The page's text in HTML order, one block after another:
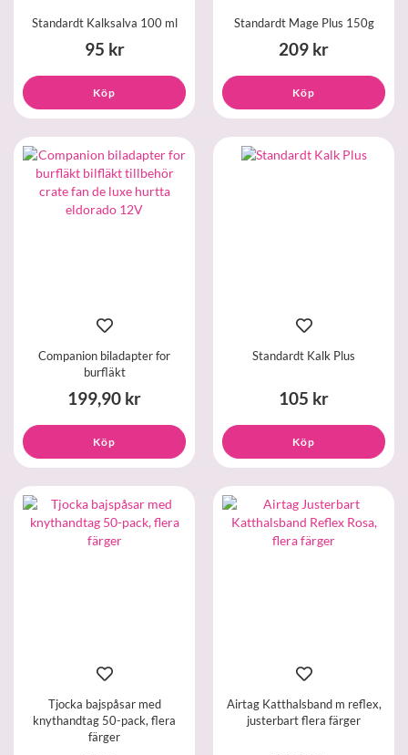
Standardt Kalksalva 100 ml
95 kr
Köp
Standardt Mage Plus 150g
209 kr
Köp
Companion biladapter for
burfläkt
199,90 kr
Köp
Standardt Kalk Plus
105 kr
Köp
Tjocka bajspåsar med
knythandtag 50-pack, flera
färger
Airtag Katthalsband m reflex,
justerbart flera färger